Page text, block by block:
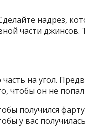
надрез,
части
на угол.
чтобы он не
получился
у вас